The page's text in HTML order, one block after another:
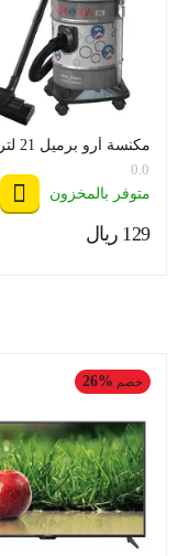
وات موديل RO-21VSY
0.0
متوفر بالمخزون
ريال ‍129‍
خصم 26%